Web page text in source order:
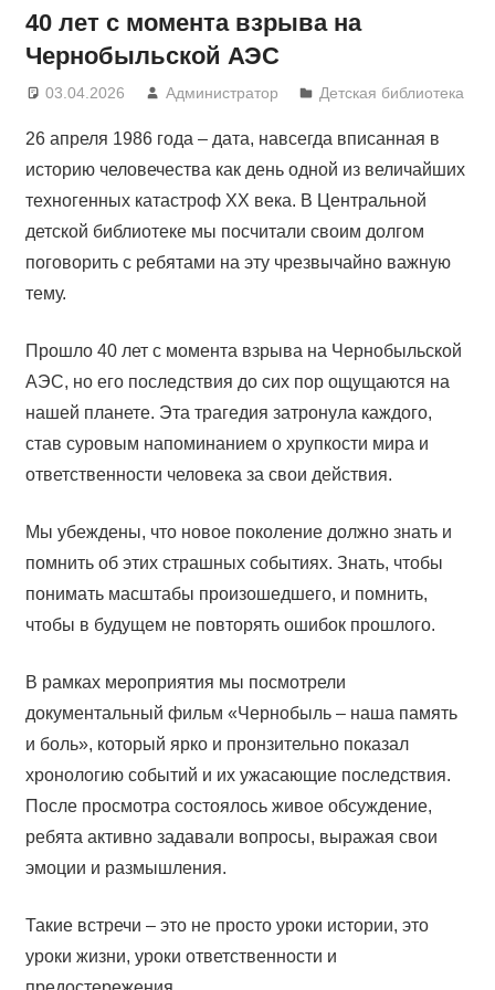
40 лет с момента взрыва на
Чернобыльской АЭС
03.04.2026 Администратор Детская библиотека
26 апреля 1986 года – дата, навсегда вписанная в
историю человечества как день одной из величайших
техногенных катастроф XX века. В Центральной
детской библиотеке мы посчитали своим долгом
поговорить с ребятами на эту чрезвычайно важную
тему.
Прошло 40 лет с момента взрыва на Чернобыльской
АЭС, но его последствия до сих пор ощущаются на
нашей планете. Эта трагедия затронула каждого,
став суровым напоминанием о хрупкости мира и
ответственности человека за свои действия.
Мы убеждены, что новое поколение должно знать и
помнить об этих страшных событиях. Знать, чтобы
понимать масштабы произошедшего, и помнить,
чтобы в будущем не повторять ошибок прошлого.
В рамках мероприятия мы посмотрели
документальный фильм «Чернобыль – наша память
и боль», который ярко и пронзительно показал
хронологию событий и их ужасающие последствия.
После просмотра состоялось живое обсуждение,
ребята активно задавали вопросы, выражая свои
эмоции и размышления.
Такие встречи – это не просто уроки истории, это
уроки жизни, уроки ответственности и